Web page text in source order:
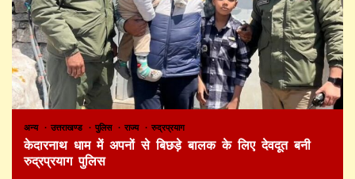
अन्य उत्तराखण्ड पुलिस राज्य रुद्रप्रयाग
केदारनाथ धाम में अपनों से बिछड़े बालक के लिए देवदूत बनी
रुद्रप्रयाग पुलिस